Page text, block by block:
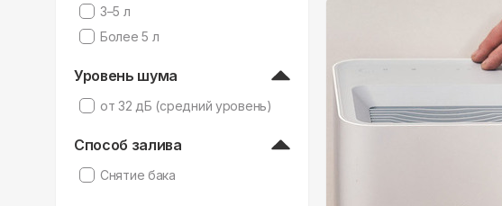
3–5 л
Более 5 л
Уровень шума
от 32 дБ (средний уровень)
Способ залива
Снятие бака